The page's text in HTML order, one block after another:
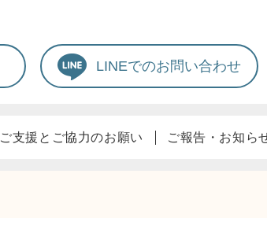
LINEでのお問い合わせ
ご支援とご協力のお願い ご報告・お知ら